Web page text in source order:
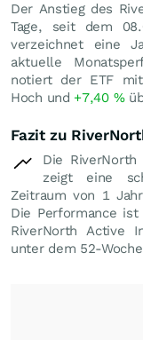
Der Anstieg des
Tage, seit dem
verzeichnet eine
aktuelle
notiert der ETF mit
Hoch und +7,40 %
Fazit zu
Die
zeigt eine
Zeitraum von 1
Die Performance
RiverNorth Active
unter dem 52-